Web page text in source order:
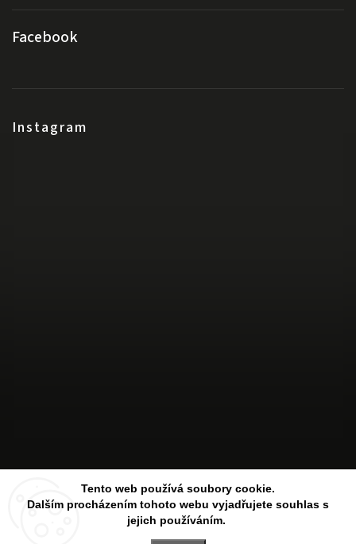
Tento web používá soubory cookie.
Dalším procházením tohoto webu vyjadřujete souhlas s
jejich používáním.
Facebook
Instagram
Sledovat na Instagramu
Aesthetic Store. Všechna práva vyhrazena.